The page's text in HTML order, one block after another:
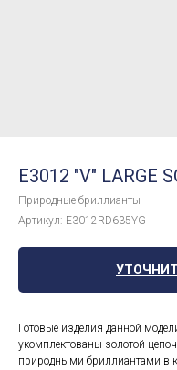
E3012 "V" LARGE
Природные бриллианты
Артикул: E3012RD635YG
Готовые изделия данной
укомплектованы золотой
природными бриллиантами в